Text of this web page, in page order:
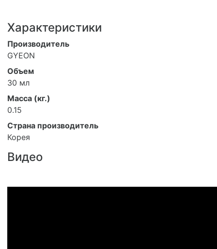
Характеристики
Производитель
GYEON
Объем
30 мл
Масса (кг.)
0.15
Страна производитель
Корея
Видео